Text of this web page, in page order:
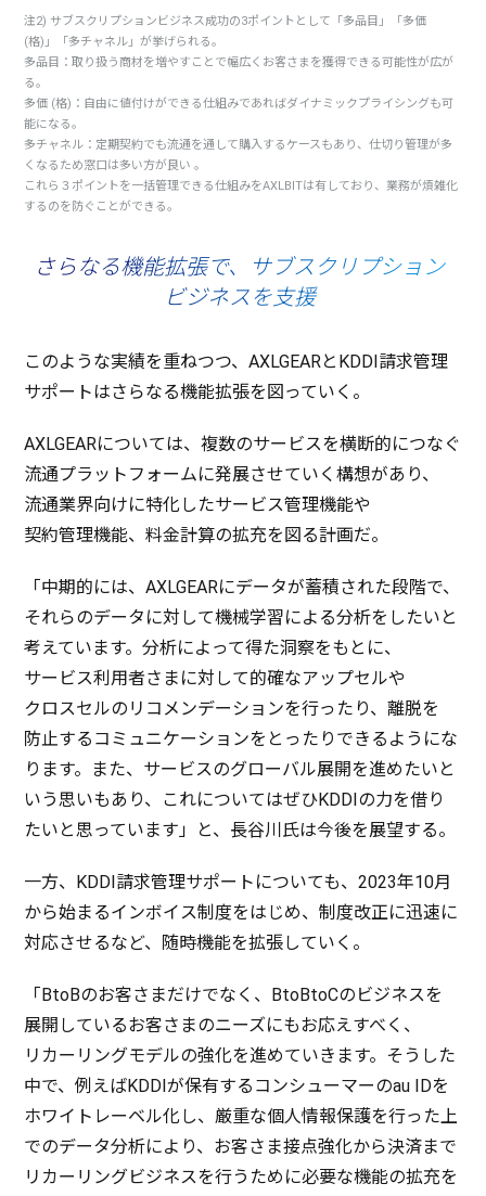
注2) サブスクリプションビジネス成功の3ポイントとして「多品目」「多価
(格)」「多チャネル」が挙げられる。
多品目：取り扱う商材を増やすことで幅広くお客さまを獲得できる可能性が広が
る。
多価 (格)：自由に値付けができる仕組みであればダイナミックプライシングも可
能になる。
多チャネル：定期契約でも流通を通して購入するケースもあり、仕切り管理が多
くなるため窓口は多い方が良い 。
これら３ポイントを一括管理できる仕組みをAXLBITは有しており、業務が煩雑化
するのを防ぐことができる。
さらなる機能拡張で、サブスクリプション
ビジネスを支援
このような実績を重ねつつ、AXLGEARとKDDI 請求管理
サポートはさらなる機能拡張を図っていく。
AXLGEARについては、複数のサービスを横断的につなぐ
流通プラットフォームに発展させていく構想があり、
流通業界向けに特化 したサービス管理機能や
契約管理機能、料金計算の拡充を図る計画だ。
「 中期的には、AXLGEARにデータが蓄積された段階で、
それらのデータ に対して機械学習による分析をしたいと
考えています。分析によって得た洞察をもとに、
サービス利用者さまに対して的確なアップセルや
クロスセルの リコメンデーションを行ったり、離脱を
防止する コミュニケーションをとったりできるようにな
ります。また、 サービスのグローバル展開を進めたいと
いう思いもあり、これについてはぜひKDDIの力を借り
たいと思っています」と、 長谷川氏は今後を展望する。
一方、KDDI 請求管理サポート についても、2023年10月
から始まるインボイス制度をはじめ、制度改正に迅速に
対応させるなど、 随時機能を拡張していく。
「BtoBのお客さまだけでなく、BtoBtoCの ビジネスを
展開 しているお客さまのニーズにもお応えすべく、
リカーリングモデルの強化を進めていきます。そうした
中で、例えばKDDIが保有する コンシューマーのau IDを
ホワイトレーベル化し、厳重な個人情報保護を行った上
でのデータ分析により、お客さま接点強化から決済まで
リカーリングビジネスを行うために必要な機能の拡充を